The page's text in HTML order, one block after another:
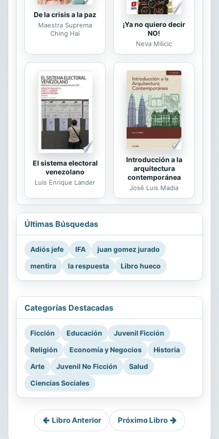
De la crisis a la paz
Maestra Suprema
Ching Hai
¡Ya no quiero decir
NO!
Neva Milicic
El sistema electoral
venezolano
Luis Enrique Lander
Introducción a la
arquitectura
contemporánea
José Luis Madia
Últimas Búsquedas
Adiós jefe IFA
juan gomez jurado
mentira
la respuesta Libro hueco
Categorías Destacadas
Ficción Educación
Juvenil Ficción
Religión
Economía y Negocios
Historia
Arte
Juvenil No Ficción
Salud
Ciencias Sociales
Libro Anterior Próximo Libro